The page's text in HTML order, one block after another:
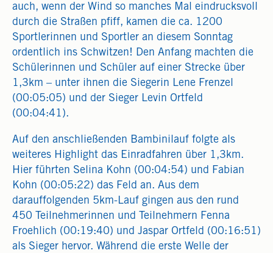
auch, wenn der Wind so manches Mal eindrucksvoll
durch die Straßen pfiff, kamen die ca. 1200
Sportlerinnen und Sportler an diesem Sonntag
ordentlich ins Schwitzen! Den Anfang machten die
Schülerinnen und Schüler auf einer Strecke über
1,3km – unter ihnen die Siegerin Lene Frenzel
(00:05:05) und der Sieger Levin Ortfeld
(00:04:41).
Auf den anschließenden Bambinilauf folgte als
weiteres Highlight das Einradfahren über 1,3km.
Hier führten Selina Kohn (00:04:54) und Fabian
Kohn (00:05:22) das Feld an. Aus dem
darauffolgenden 5km-Lauf gingen aus den rund
450 Teilnehmerinnen und Teilnehmern Fenna
Froehlich (00:19:40) und Jaspar Ortfeld (00:16:51)
als Sieger hervor. Während die erste Welle der